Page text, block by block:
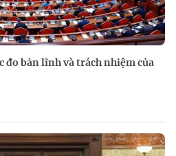
đo bản lĩnh và trách nhiệm của